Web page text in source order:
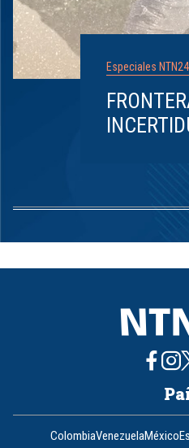
Especiales NTN24
8
ColombiaVenezuelaMéxico